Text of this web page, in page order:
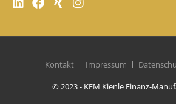
Kontakt Impressum
© 2023 - KFM Kienle Finanz-